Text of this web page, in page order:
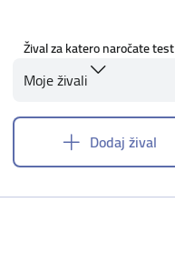
Žival za katero naročate test
Moje živali
Dodaj žival